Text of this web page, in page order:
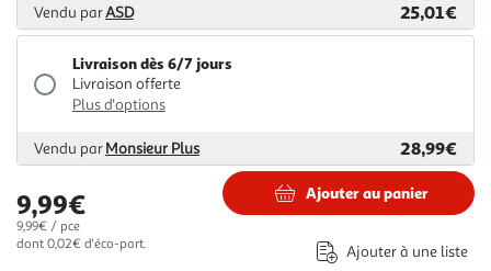
Vendu parASD 25,01€
Livraison dès 6/7 jours
Livraison offerte
Plus d'options
Vendu parMonsieur Plus 28,99€
9,99€
9,99€ / pce
dont 0,02€ d'éco-part.
Ajouter au panier
Ajouter à une liste